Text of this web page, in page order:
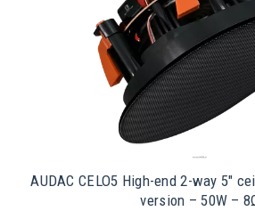
AUDAC CELO5 High-end 2-way 5"
version – 50W –